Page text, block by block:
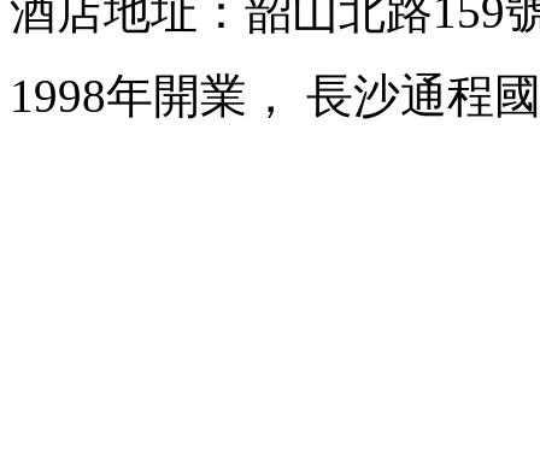
酒店地址：韶山北路159
1998年開業， 長沙通